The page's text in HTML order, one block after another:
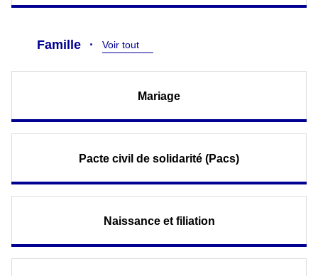
Famille Voir tout
Mariage
Pacte civil de solidarité (Pacs)
Naissance et filiation